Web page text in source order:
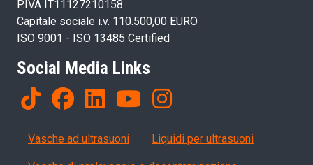
P.IVA IT11127210158
Capitale sociale i.v. 110.500,00 EURO
ISO 9001 - ISO 13485 Certified
Social Media Links
Products
Vasche ad ultrasuoni Liquidi per ultrasuoni